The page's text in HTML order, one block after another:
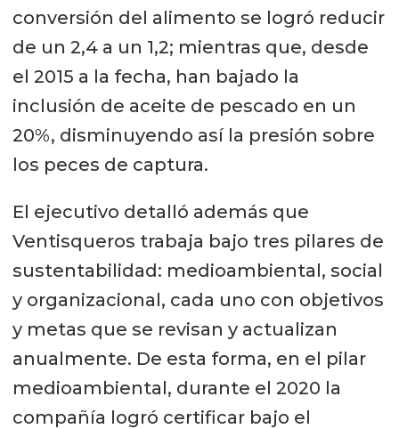
conversión del alimento se logró reducir
de un 2,4 a un 1,2; mientras que, desde
el 2015 a la fecha, han bajado la
inclusión de aceite de pescado en un
20%, disminuyendo así la presión sobre
los peces de captura.
El ejecutivo detalló además que
Ventisqueros trabaja bajo tres pilares de
sustentabilidad: medioambiental, social
y organizacional, cada uno con objetivos
y metas que se revisan y actualizan
anualmente. De esta forma, en el pilar
medioambiental, durante el 2020 la
compañía logró certificar bajo el